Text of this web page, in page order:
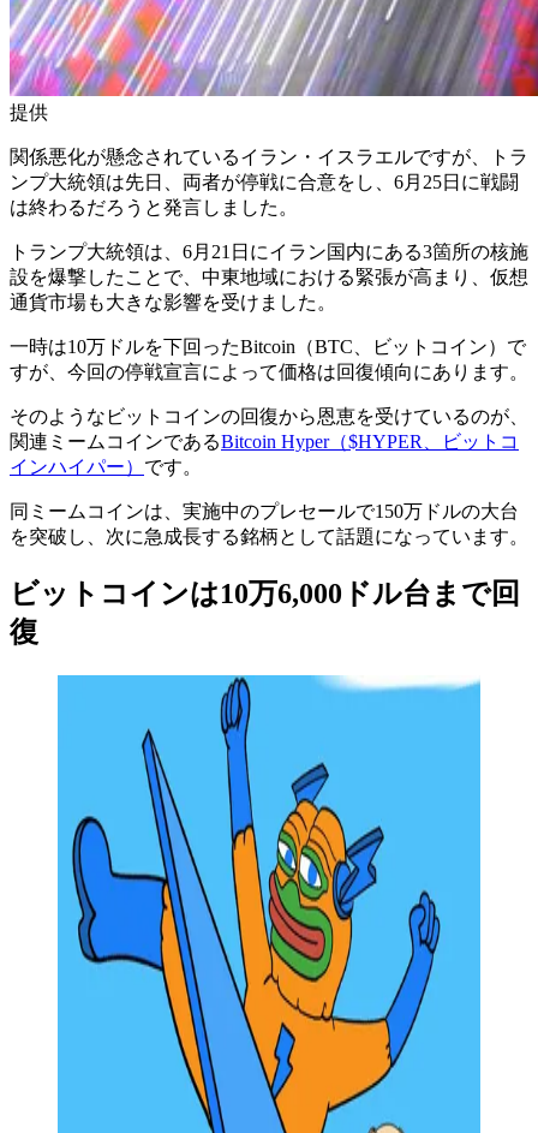
提供
関係悪化が懸念されているイラン・イスラエルですが、トラ
ンプ大統領は先日、両者が停戦に合意をし、6月25日に戦闘
は終わるだろうと発言しました。
トランプ大統領は、6月21日にイラン国内にある3箇所の核施
設を爆撃したことで、中東地域における緊張が高まり、仮想
通貨市場も大きな影響を受けました。
一時は10万ドルを下回ったBitcoin（BTC、ビットコイン）で
すが、今回の停戦宣言によって価格は回復傾向にあります。
そのようなビットコインの回復から恩恵を受けているのが、
関連ミームコインであるBitcoin Hyper（$HYPER、ビットコ
インハイパー） です。
同ミームコインは、実施中のプレセールで150万ドルの大台
を突破し、次に急成長する銘柄として話題になっています。
ビットコインは10万6,000ドル台まで回
復